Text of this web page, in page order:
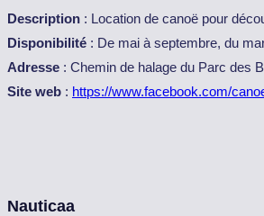
Description : Location de canoë pour
Disponibilité : De mai à septembre, du
Adresse : Chemin de halage du Parc des
Site web : https://www.facebook.com/
Nauticaa